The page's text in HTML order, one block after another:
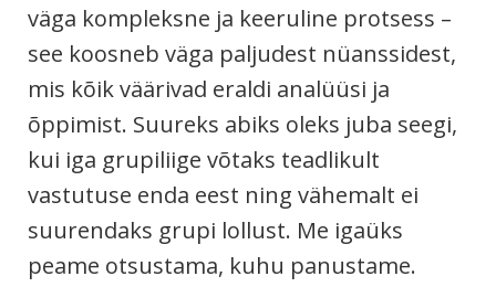
väga kompleksne ja keeruline protsess –
see koosneb väga paljudest nüanssidest,
mis kõik väärivad eraldi analüüsi ja
õppimist. Suureks abiks oleks juba seegi,
kui iga grupiliige võtaks teadlikult
vastutuse enda eest ning vähemalt ei
suurendaks grupi lollust. Me igaüks
peame otsustama, kuhu panustame.